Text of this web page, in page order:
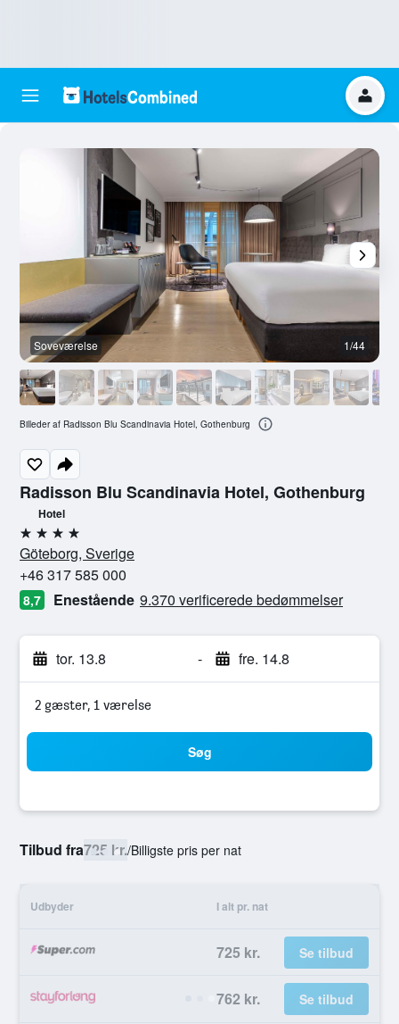
Radisson Blu Scandinavia Hotel, Gothenburg
Hotel
4 stjerner
Göteborg, Sverige
+46 317 585 000
8,7 Enestående 9.370 verificerede bedømmelser
tor. 13.8 - fre. 14.8
2 gæster, 1 værelse
Søg
Tilbud fra725 kr./Billigste pris per nat
Udbyder I alt pr. nat
725 kr. Se tilbud
762 kr. Se tilbud
Soveværelse 1/44
Billeder af Radisson Blu Scandinavia Hotel, Gothenburg